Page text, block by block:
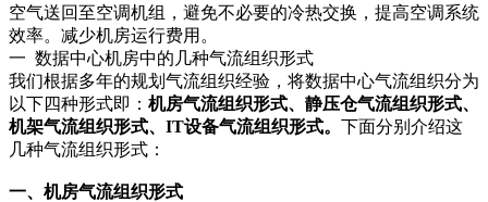
空气送回至空调机组，避免不必要的冷热交换，提高空调系统
效率。减少机房运行费用。
一 数据中心机房中的几种气流组织形式
我们根据多年的规划气流组织经验，将数据中心气流组织分为
以下四种形式即： 机房气流组织形式、静压仓气流组织形式、
机架气流组织形式、IT设备气流组织形式。 下面分别介绍这
几种气流组织形式：
一、机房气流组织形式